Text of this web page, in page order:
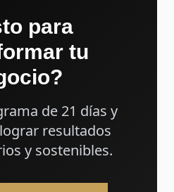
para
tu
de 21 días y
resultados
y sostenibles.